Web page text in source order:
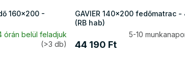
160x200 -
órán belül feladjuk
(>3 db)
GAVIER 140x200 fedőmatrac -
(RB hab)
5-10
44 190 Ft